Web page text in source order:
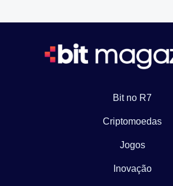
Bit no R7
Criptomoedas
Jogos
Inovação